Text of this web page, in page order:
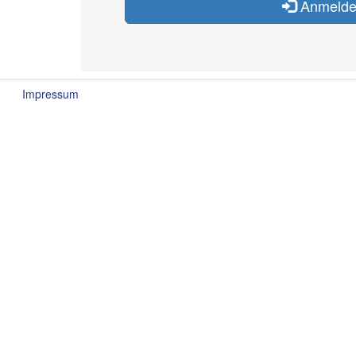
Impressum